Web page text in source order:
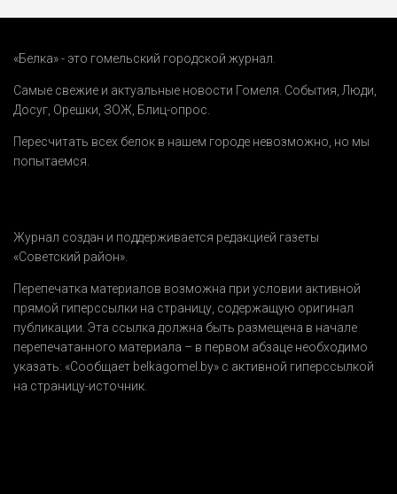
«Белка» - это гомельский городской журнал.
Самые свежие и актуальные новости Гомеля. События Люди
Досуг Орешки ЗОЖ Блиц-опрос
Пересчитать всех белок в нашем городе невозможно, но мы
попытаемся.
Журнал создан и поддерживается редакцией газеты
«Советский район».
Перепечатка материалов возможна при условии активной
прямой гиперссылки на страницу, содержащую оригинал
публикации. Эта ссылка должна быть размещена в начале
перепечатанного материала – в первом абзаце необходимо
указать: «Сообщает belkagomel.by» с активной гиперссылкой
на страницу-источник.